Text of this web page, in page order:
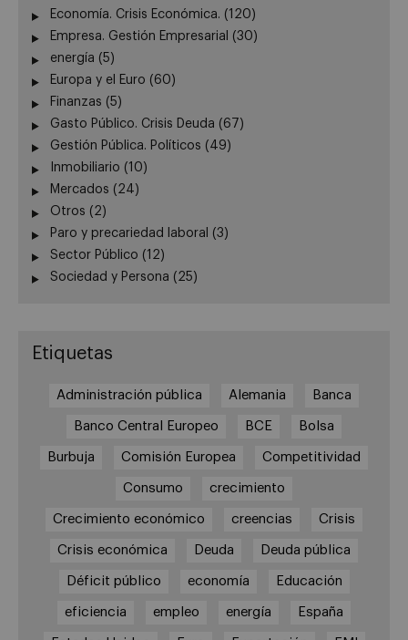
Economía. Crisis Económica. (120)
Empresa. Gestión Empresarial
(30)
energía (5)
Europa y el Euro (60)
Finanzas (5)
Gasto Público. Crisis Deuda (67)
Gestión Pública. Políticos (49)
Inmobiliario (10)
Mercados (24)
Otros (2)
Paro y precariedad laboral
(3)
Sector Público (12)
Sociedad y Persona (25)
Etiquetas
Administración pública Alemania Banca
Banco Central Europeo BCE Bolsa
Burbuja Comisión Europea Competitividad
Consumo crecimiento
Crecimiento económico creencias Crisis
Crisis económica Deuda Deuda pública
Déficit público economía Educación
eficiencia empleo energía España